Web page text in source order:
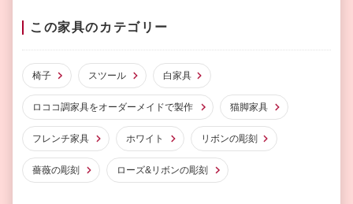
この家具のカテゴリー
椅子 スツール 白家具
ロココ調家具をオーダーメイドで製作 猫脚家具
フレンチ家具 ホワイト リボンの彫刻
薔薇の彫刻 ローズ&リボンの彫刻